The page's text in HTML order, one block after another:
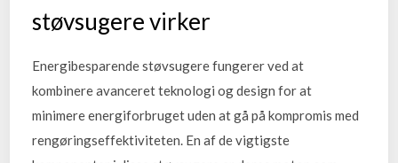
støvsugere virker
Energibesparende støvsugere fungerer ved at
kombinere avanceret teknologi og design for at
minimere energiforbruget uden at gå på kompromis med
rengøringseffektiviteten. En af de vigtigste